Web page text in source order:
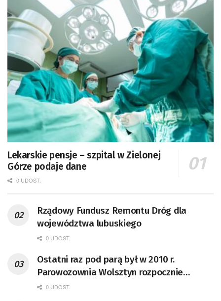
Lekarskie pensje – szpital w Zielonej
Górze podaje dane
0 UDOST.
Rządowy Fundusz Remontu Dróg dla
województwa lubuskiego
0 UDOST.
Ostatni raz pod parą był w 2010 r.
Parowozownia Wolsztyn rozpocznie
remont unikatowego Tr5-65
0 UDOST.